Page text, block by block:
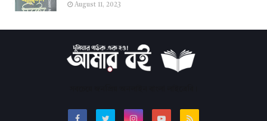
August 11, 2023